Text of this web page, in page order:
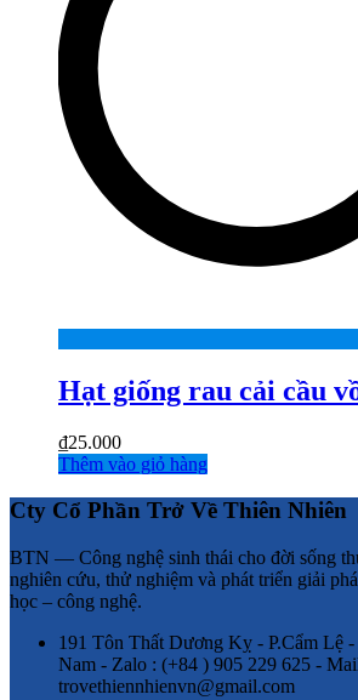
Hạt giống rau cải cầu
₫25.000
Thêm vào giỏ hàng
Cty Cổ Phần Trở Về Thiên Nhiên
BTN — Công nghệ sinh thái cho đời sống
nghiên cứu, thử nghiệm và phát triển giải
học – công nghệ.
191 Tôn Thất Dương Kỵ - P.Cẩm Lệ
Nam - Zalo : (+84 ) 905 229 625 -
trovethiennhienvn@gmail.com